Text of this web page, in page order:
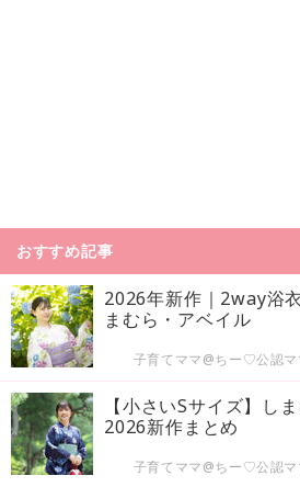
おすすめ記事
2026年新作｜2way浴
まむら・アベイル
子育てママ@ちー♡公認マ
【小さいSサイズ】し
2026新作まとめ
子育てママ@ちー♡公認マ